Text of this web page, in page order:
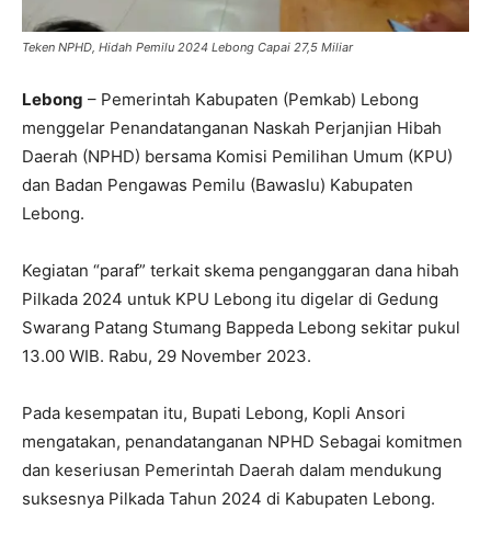
Teken NPHD, Hidah Pemilu 2024 Lebong Capai 27,5 Miliar
Lebong – Pemerintah Kabupaten (Pemkab) Lebong
menggelar Penandatanganan Naskah Perjanjian Hibah
Daerah (NPHD) bersama Komisi Pemilihan Umum (KPU)
dan Badan Pengawas Pemilu (Bawaslu) Kabupaten
Lebong.
Kegiatan “paraf” terkait skema penganggaran dana hibah
Pilkada 2024 untuk KPU Lebong itu digelar di Gedung
Swarang Patang Stumang Bappeda Lebong sekitar pukul
13.00 WIB. Rabu, 29 November 2023.
Pada kesempatan itu, Bupati Lebong, Kopli Ansori
mengatakan, penandatanganan NPHD Sebagai komitmen
dan keseriusan Pemerintah Daerah dalam mendukung
suksesnya Pilkada Tahun 2024 di Kabupaten Lebong.